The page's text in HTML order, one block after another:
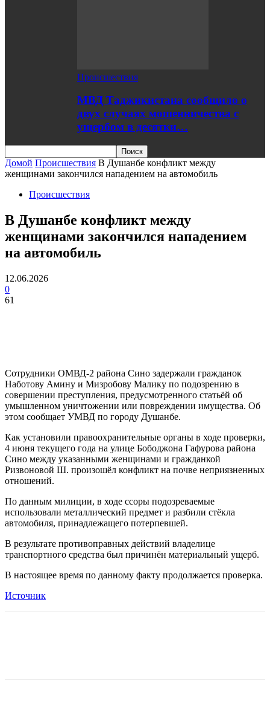
Происшествия
МВД Таджикистана сообщило о
двух случаях мошенничества с
ущербом в десятки…
Домой Происшествия В Душанбе конфликт между
женщинами закончился нападением на автомобиль
Происшествия
В Душанбе конфликт между
женщинами закончился нападением
на автомобиль
12.06.2026
0
61
Сотрудники ОМВД-2 района Сино задержали гражданок
Наботову Амину и Мизробову Малику по подозрению в
совершении преступления, предусмотренного статьёй об
умышленном уничтожении или повреждении имущества. Об
этом сообщает УМВД по городу Душанбе.
Как установили правоохранительные органы в ходе проверки,
4 июня текущего года на улице Бободжона Гафурова района
Сино между указанными женщинами и гражданкой
Ризвоновой Ш. произошёл конфликт на почве неприязненных
отношений.
По данным милиции, в ходе ссоры подозреваемые
использовали металлический предмет и разбили стёкла
автомобиля, принадлежащего потерпевшей.
В результате противоправных действий владелице
транспортного средства был причинён материальный ущерб.
В настоящее время по данному факту продолжается проверка.
Источник